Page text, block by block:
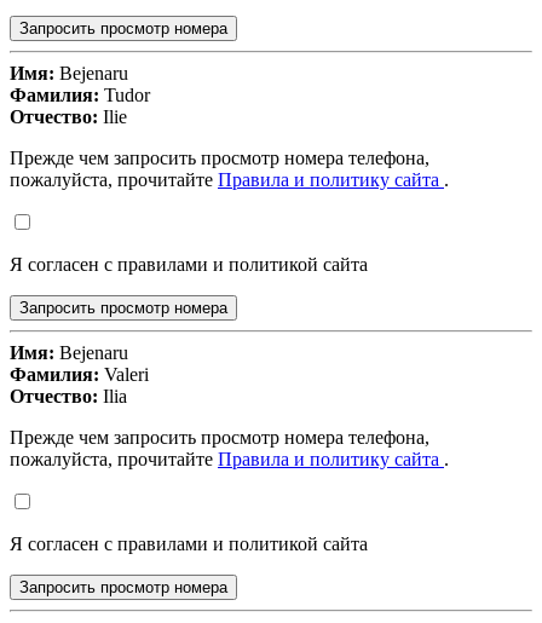
Запросить просмотр номера
Имя: Bejenaru
Фамилия: Tudor
Отчество: Ilie
Прежде чем запросить просмотр номера телефона,
пожалуйста, прочитайте Правила и политику сайта .
Я согласен с правилами и политикой сайта
Запросить просмотр номера
Имя: Bejenaru
Фамилия: Valeri
Отчество: Ilia
Прежде чем запросить просмотр номера телефона,
пожалуйста, прочитайте Правила и политику сайта .
Я согласен с правилами и политикой сайта
Запросить просмотр номера